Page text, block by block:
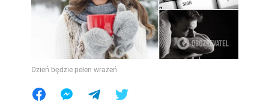
Dzień będzie pełen wrażeń